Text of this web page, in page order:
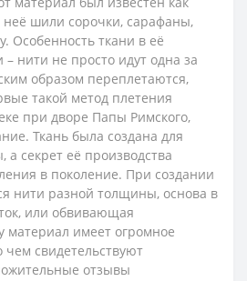
неё шили сорочки, сарафаны,
Особенность ткани в её
нити не просто идут одна за
образом переплетаются,
такой метод плетения
при дворе Папы Римского,
Ткань была создана для
а секрет её производства
в поколение. При создании
нити разной толщины, основа в
или обвивающая
материал имеет огромное
чем свидетельствуют
отзывы